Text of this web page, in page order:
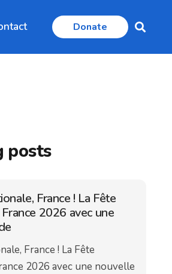
Donate
posts
France ! La Fête
2026 avec une
France ! La Fête
2026 avec une nouvelle